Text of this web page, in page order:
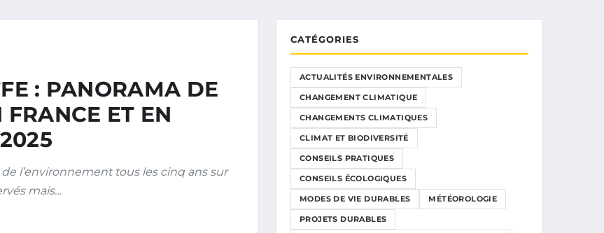
: PANORAMA DE
FRANCE ET EN
l’environnement tous les cinq ans sur
mais…
CATÉGORIES
ACTUALITÉS ENVIRONNEMENTALES
CHANGEMENT CLIMATIQUE
CHANGEMENTS CLIMATIQUES
CLIMAT ET BIODIVERSITÉ
CONSEILS PRATIQUES
CONSEILS ÉCOLOGIQUES
MODES DE VIE DURABLES MÉTÉOROLOGIE
PROJETS DURABLES